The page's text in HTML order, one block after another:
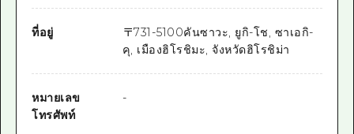
ที่อยู่ 〒731-5100คันซาวะ, ยูกิ-โช, ซาเอกิ-
คุ, เมืองฮิโรชิมะ, จังหวัดฮิโรชิม่า
หมายเลข
โทรศัพท์
-